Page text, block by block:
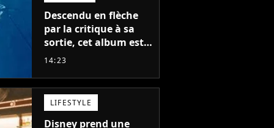
Descendu en flèche
par la critique à sa
sortie, cet album est
en train de devenir le
auteur
14:23
LIFESTYLE
Disney prend une